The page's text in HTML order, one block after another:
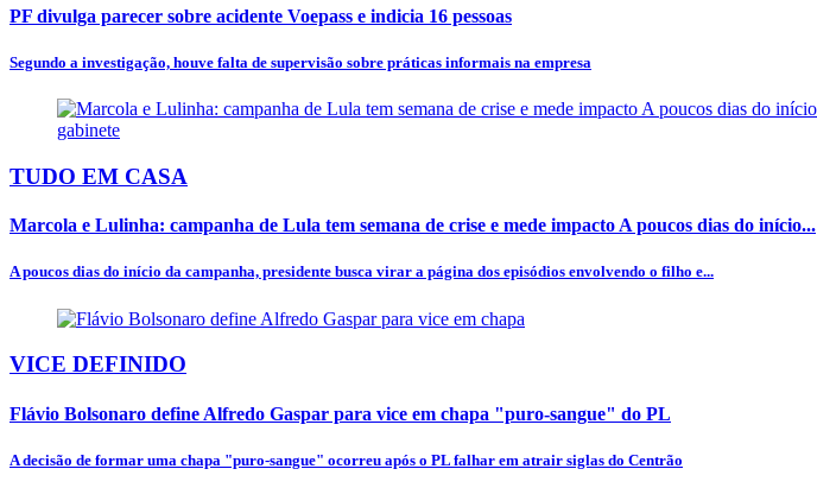
PF divulga parecer sobre acidente Voepass e indicia 16 pessoas
Segundo a investigação, houve falta de supervisão sobre práticas informais na empresa
TUDO EM CASA
Marcola e Lulinha: campanha de Lula tem semana de crise e mede impacto A poucos dias do início...
A poucos dias do início da campanha, presidente busca virar a página dos episódios envolvendo o filho e...
VICE DEFINIDO
Flávio Bolsonaro define Alfredo Gaspar para vice em chapa "puro-sangue" do PL
A decisão de formar uma chapa "puro-sangue" ocorreu após o PL falhar em atrair siglas do Centrão